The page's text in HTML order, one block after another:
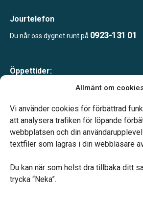
Allmänt om
Vi använder cookies för förbättrad
att analysera trafiken för löpande
webbplatsen och din
textfiler som lagras i din webbläsare
Du kan när som helst dra tillbaka ditt
trycka “Neka”.
Jourtelefon
Du når oss dygnet runt på 0923-131 01
Öppettider:
Måndag-fredag 10.00-16.00
Telefonjour dygnet runt.
Vårt systerbolag Verahill hjälper dig med